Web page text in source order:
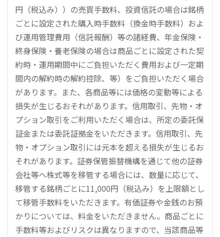
円（税込み））の売買手数料、投資信託の場合は銘柄
ごとに設定された購入時手数料（換金時手数料）およ
び運用管理費用（信託報酬）等の諸経費、年金保険・
終身保険・養老保険の場合は商品ごとに設定された契
約時・運用期間中にご負担いただく費用および一定期
間内の解約時の解約控除、等）をご負担いただく場合
があります。また、各商品等には価格の変動等による
損失が生じるおそれがあります。信用取引、先物・オ
プション取引をご利用いただく場合は、所定の委託保
証金または委託証拠金をいただきます。信用取引、先
物・オプション取引には元本を超える損失が生じるお
それがあります。証券保管振替機構を通じて他の証券
会社等へ株式等を移管する場合には、数量に応じて、
移管する銘柄ごとに11,000円（税込み）を上限額とし
て移管手数料をいただきます。有価証券や金銭のお預
かりについては、料金をいただきません。商品ごとに
手数料等およびリスクは異なりますので、当該商品等